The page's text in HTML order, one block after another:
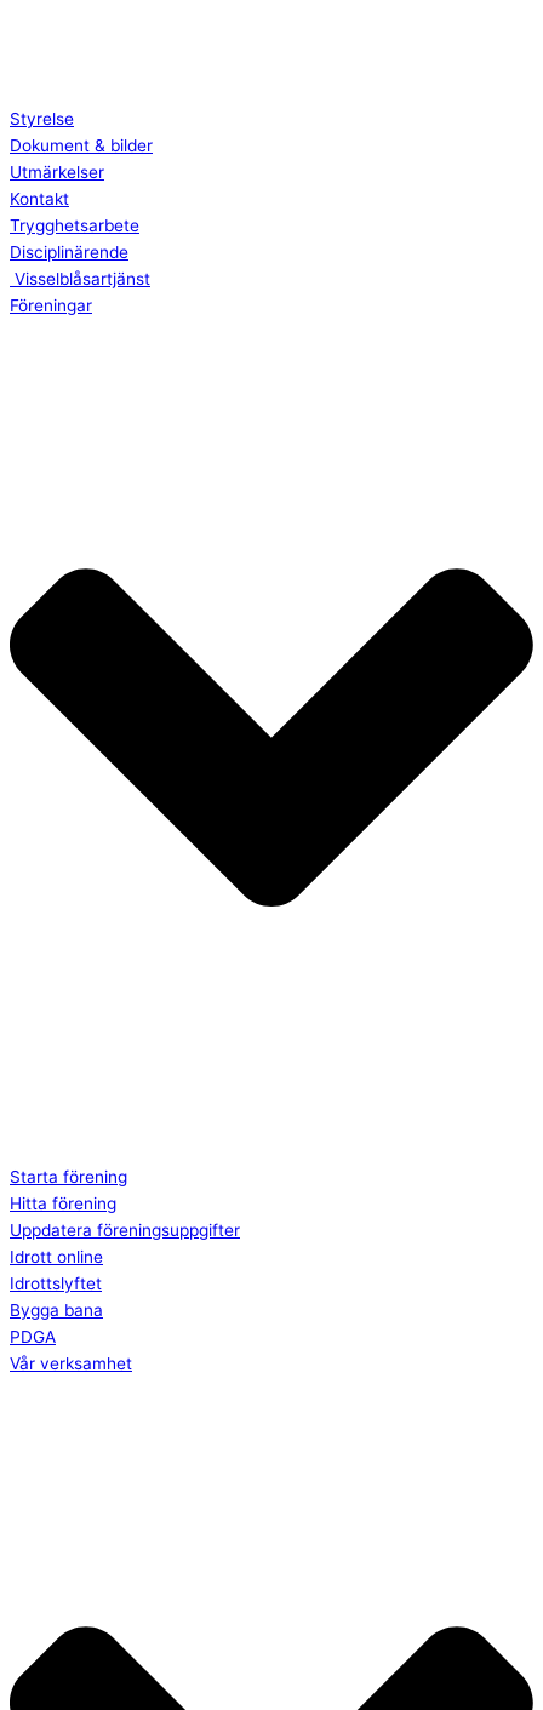
Styrelse
Dokument & bilder
Utmärkelser
Kontakt
Trygghetsarbete
Disciplinärende
Visselblåsartjänst
Föreningar
Starta förening
Hitta förening
Uppdatera föreningsuppgifter
Idrott online
Idrottslyftet
Bygga bana
PDGA
Vår verksamhet